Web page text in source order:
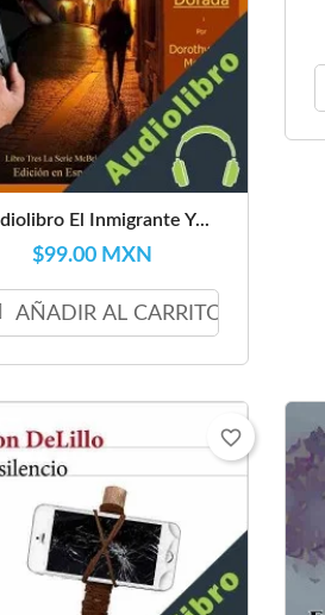
El Inmigrante Y...
$99.00 MXN
AÑADIR AL CARRITO
favorite_border